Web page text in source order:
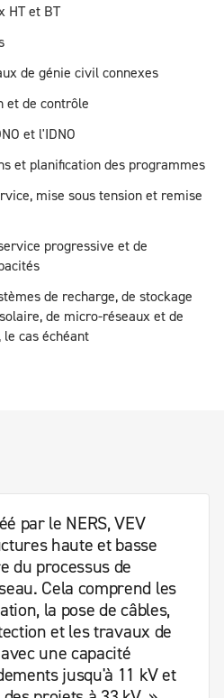
HT et BT
de génie civil connexes
et de contrôle
et l'IDNO
et planification des programmes
mise sous tension et remise
progressive et de
de recharge, de stockage
de micro-réseaux et de
cas échéant
par le NERS, VEV
haute et basse
du processus de
Cela comprend les
la pose de câbles,
et les travaux de
une capacité
jusqu'à 11 kV et